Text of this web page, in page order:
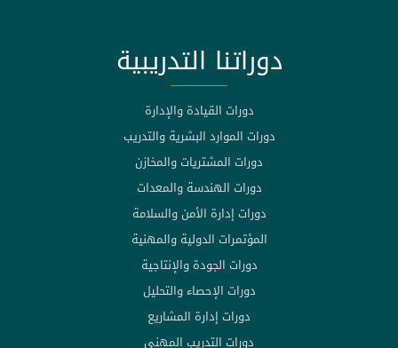
دوراتنا التدريبية
دورات القيادة والإدارة
دورات الموارد البشرية والتدريب
دورات المشتريات والمخازن
دورات الهندسة والمعدات
دورات إدارة الأمن والسلامة
المؤتمرات الدولية والمهنية
دورات الجودة والإنتاجية
دورات الإحصاء والتحليل
دورات إدارة المشاريع
دورات التدريب المهني